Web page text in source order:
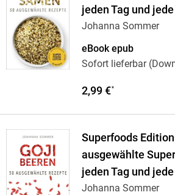
jeden Tag und
Johanna Sommer
eBook epub
Sofort lieferbar
2,99 €*
Superfoods
ausgewählte
jeden Tag und
Johanna Sommer